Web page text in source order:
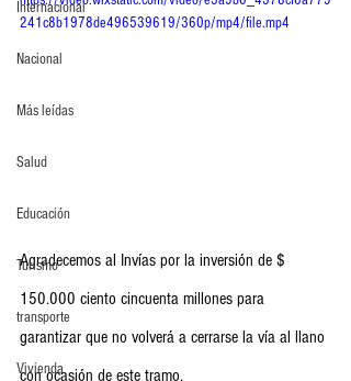
Internacional
Nacional
Más leídas
Salud
Educación
Turismo
transporte
Vivienda
241c8b1978de496539619/360p/mp4/file.mp4
Agradecemos al Invías por la inversión de $
150.000 ciento cincuenta millones para
garantizar que no volverá a cerrarse la vía al llano
con ocasión de este tramo.